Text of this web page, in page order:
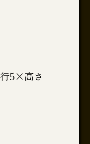
5×高さ